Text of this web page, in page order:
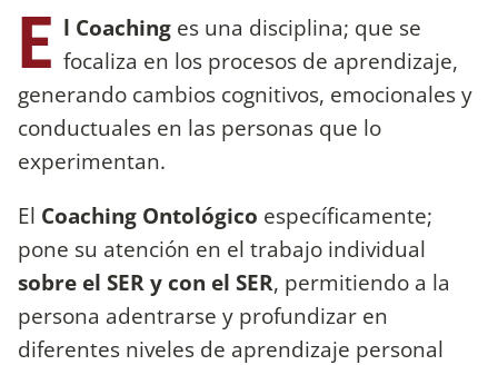
E l Coaching es una disciplina; que se
focaliza en los procesos de aprendizaje,
generando cambios cognitivos, emocionales y
conductuales en las personas que lo
experimentan.
El Coaching Ontológico específicamente;
pone su atención en el trabajo individual
sobre el SER y con el SER, permitiendo a la
persona adentrarse y profundizar en
diferentes niveles de aprendizaje personal